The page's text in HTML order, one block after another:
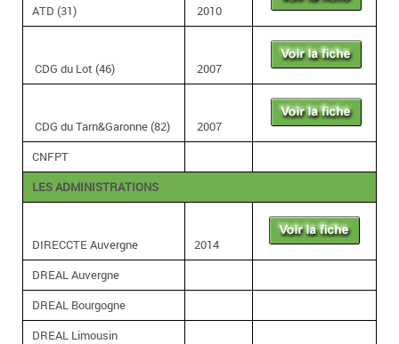
ATD (31) 2010
CDG du Lot (46) 2007
CDG du Tarn&Garonne (82)
2007
CNFPT
LES ADMINISTRATIONS
DIRECCTE Auvergne
2014
DREAL Auvergne
DREAL Bourgogne
DREAL Limousin